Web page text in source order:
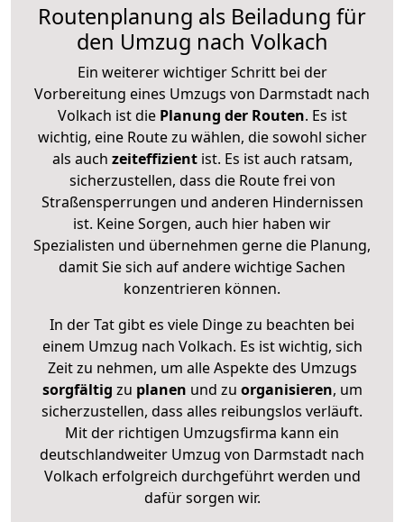
Routenplanung als Beiladung für
den Umzug nach Volkach
Ein weiterer wichtiger Schritt bei der
Vorbereitung eines Umzugs von Darmstadt nach
Volkach ist diePlanung der Routen. Es ist
wichtig, eine Route zu wählen, die sowohl sicher
als auch zeiteffizientist. Es ist auch ratsam,
sicherzustellen, dass die Route frei von
Straßensperrungen und anderen Hindernissen
ist. Keine Sorgen, auch hier haben wir
Spezialisten und übernehmen gerne die Planung,
damit Sie sich auf andere wichtige Sachen
konzentrieren können.
In der Tat gibt es viele Dinge zu beachten bei
einem Umzug nach Volkach. Es ist wichtig, sich
Zeit zu nehmen, um alle Aspekte des Umzugs
sorgfältig zu planen und zu organisieren, um
sicherzustellen, dass alles reibungslos verläuft.
Mit der richtigen Umzugsfirma kann ein
deutschlandweiter Umzug von Darmstadt nach
Volkach erfolgreich durchgeführt werden und
dafür sorgen wir.